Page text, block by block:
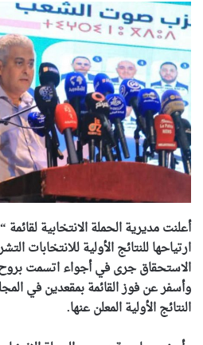
أعلنت مديرية الحملة الانتخابية
الاستحقاق جرى في أجواء اتسمت
وأسفر عن فوز القائمة بمقعدين في
النتائج الأولية المعلن عنها.